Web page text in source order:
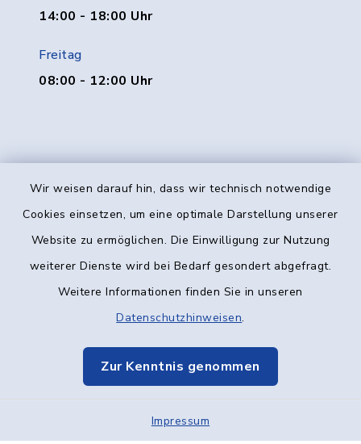
Wir weisen darauf hin, dass wir technisch notwendige
Cookies einsetzen, um eine optimale Darstellung unserer
Website zu ermöglichen. Die Einwilligung zur Nutzung
weiterer Dienste wird bei Bedarf gesondert abgefragt.
Weitere Informationen finden Sie in unseren
Datenschutzhinweisen.
Zur Kenntnis genommen
Impressum
14:00 - 18:00 Uhr
Freitag
08:00 - 12:00 Uhr
Kontakt
Datenschutz
Elektronische Kommunikation
Sitemap